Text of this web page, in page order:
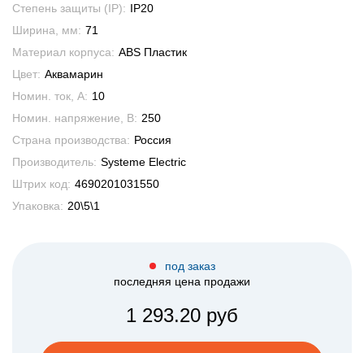
Степень защиты (IP): IP20
Ширина, мм: 71
Материал корпуса: ABS Пластик
Цвет: Аквамарин
Номин. ток, А: 10
Номин. напряжение, В: 250
Страна производства: Россия
Производитель: Systeme Electric
Штрих код: 4690201031550
Упаковка: 20\5\1
под заказ
последняя цена продажи
1 293.20 руб